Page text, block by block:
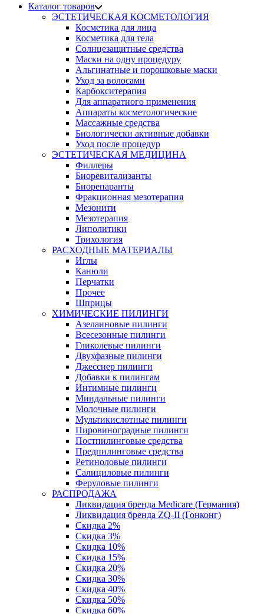
Каталог товаров
ЭСТЕТИЧЕСКАЯ КОСМЕТОЛОГИЯ
Косметика для лица
Косметика для тела
Солнцезащитные средства
Маски на одну процедуру
Альгинатные и порошковые маски
Уход за волосами
Карбокситерапия
Для аппаратного применения
Аппараты косметологические
Массажные средства
Биологически активные добавки
Уход после процедур
ЭСТЕТИЧЕСКАЯ МЕДИЦИНА
Филлеры
Биоревитализанты
Биорепаранты
Фракционная мезотерапия
Мезонити
Мезотерапия
Липолитики
Трихология
РАСХОДНЫЕ МАТЕРИАЛЫ
Иглы
Канюли
Перчатки
Прочее
Шприцы
ХИМИЧЕСКИЕ ПИЛИНГИ
Азелаиновые пилинги
Всесезонные пилинги
Гликолевые пилинги
Двухфазные пилинги
Джесснер пилинги
Добавки к пилингам
Интимные пилинги
Миндальные пилинги
Молочные пилинги
Мультикислотные пилинги
Пировиноградные пилинги
Постпилинговые средства
Предпилинговые средства
Ретиноловые пилинги
Салициловые пилинги
Феруловые пилинги
РАСПРОДАЖА
Ликвидация бренда Medicare (Германия)
Ликвидация бренда ZQ-II (Гонконг)
Скидка 2%
Скидка 3%
Скидка 10%
Скидка 15%
Скидка 20%
Скидка 30%
Скидка 40%
Скидка 50%
Скидка 60%